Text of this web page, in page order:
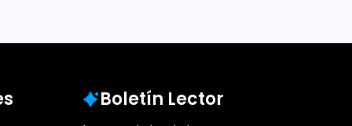
Boletín Lector